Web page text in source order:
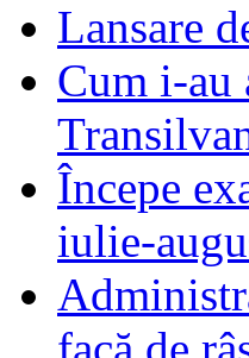
Lansare
Cum i-au
Începe
iulie-